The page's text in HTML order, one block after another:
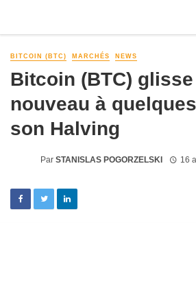
BITCOIN (BTC) MARCHÉS NEWS
Bitcoin (BTC)
nouveau à
son Halving
Par STANISLAS POGORZELSKI 16